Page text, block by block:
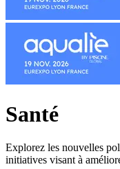
Santé
Explorez les nouvelles
initiatives visant à